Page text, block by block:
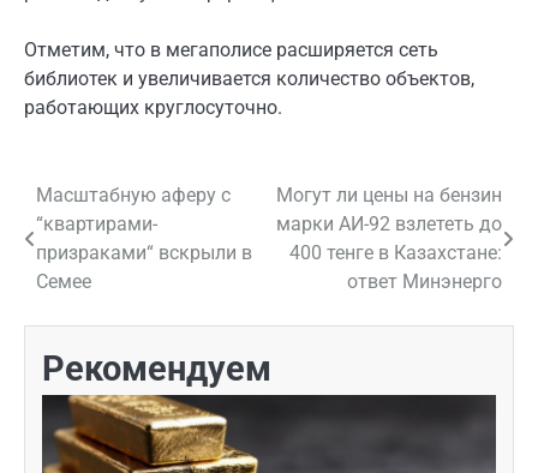
Отметим, что в мегаполисе расширяется сеть
библиотек и увеличивается количество объектов,
работающих круглосуточно.
Навигация
по
записям
Масштабную аферу с
“квартирами-
призраками“ вскрыли в
Семее
Могут ли цены на бензин
марки АИ-92 взлететь до
400 тенге в Казахстане:
ответ Минэнерго
Рекомендуем